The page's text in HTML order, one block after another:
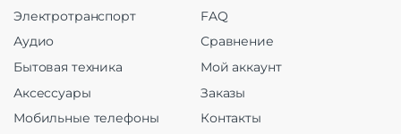
Электротранспорт
Аудио
Бытовая техника
Аксессуары
Мобильные телефоны
FAQ
Сравнение
Мой аккаунт
Заказы
Контакты